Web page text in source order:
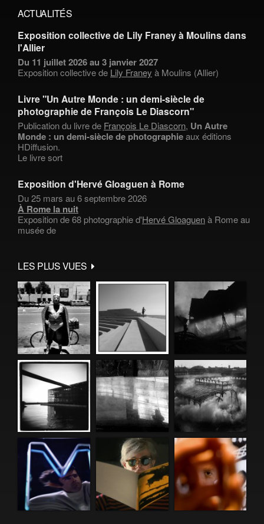
ACTUALITÉS
Exposition collective de Lily Franey à Moulins dans
l'Allier
Du 11 juillet 2026 au 3 janvier 2027
Exposition collective de Lily Franey à Moulins (Allier)
Livre "Un Autre Monde : un demi-siècle de
photographie de François Le Diascorn"
Publication du livre de François Le Diascorn, Un Autre
Monde : un demi-siècle de photographieaux éditions
HDiffusion.
Le livre sort
Exposition d'Hervé Gloaguen à Rome
Du 25 mars au 6 septembre 2026
À Rome la nuit
Exposition de 68 photographie d'Hervé Gloaguenà Rome au
musée de
LES PLUS VUES